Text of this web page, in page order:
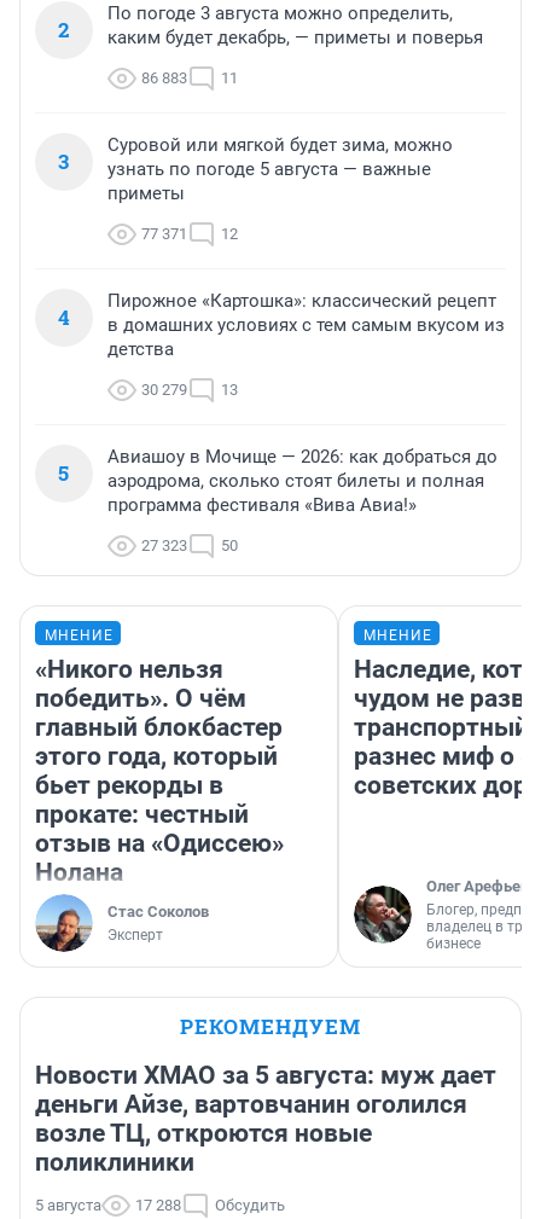
2
По погоде 3 августа можно определить,
каким будет декабрь, — приметы и поверья
86 883 11
3
Суровой или мягкой будет зима, можно
узнать по погоде 5 августа — важные
приметы
77 371 12
4
Пирожное «Картошка»: классический рецепт
в домашних условиях с тем самым вкусом из
детства
30 279 13
5
Авиашоу в Мочище — 2026: как добраться до
аэродрома, сколько стоят билеты и полная
программа фестиваля «Вива Авиа!»
27 323 50
МНЕНИЕ
«Никого нельзя
победить». О чём
главный блокбастер
этого года, который
бьет рекорды в
прокате: честный
отзыв на «Одиссею»
Нолана
Стас Соколов
Эксперт
МНЕНИЕ
Наследие,
чудом не
транспортный
разнес миф о
советских
Олег Арефьев
Блогер,
владелец в
бизнесе
РЕКОМЕНДУЕМ
Новости ХМАО за 5 августа: муж дает
деньги Айзе, вартовчанин оголился
возле ТЦ, откроются новые
поликлиники
5 августа 17 288 Обсудить